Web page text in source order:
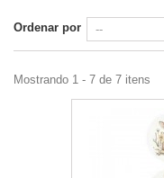
Ordenar por
Mostrando 1 - 7 de 7 itens